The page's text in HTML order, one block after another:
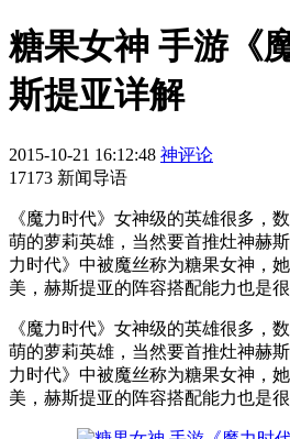
糖果女神 手游《
斯提亚详解
2015-10-21 16:12:48 神评论
17173 新闻导语
《魔力时代》女神级的英雄很多，
萌的萝莉英雄，当然要首推灶神赫
力时代》中被魔丝称为糖果女神，
美，赫斯提亚的阵容搭配能力也是很
《魔力时代》女神级的英雄很多，
萌的萝莉英雄，当然要首推灶神赫
力时代》中被魔丝称为糖果女神，
美，赫斯提亚的阵容搭配能力也是很